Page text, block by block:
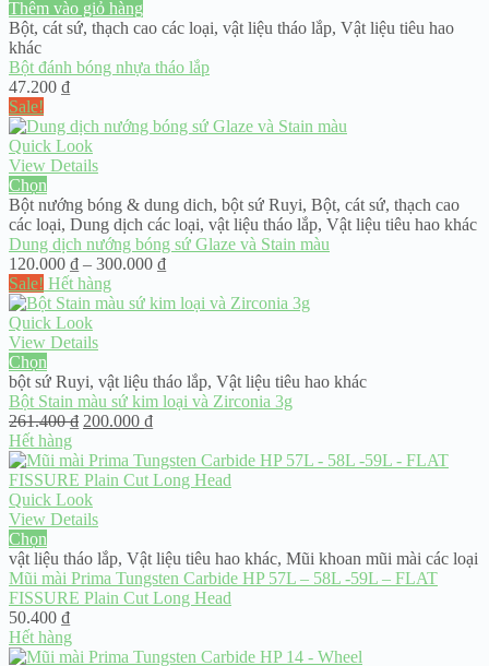
Thêm vào giỏ hàng
Bột, cát sứ, thạch cao các loại, vật liệu tháo lắp, Vật liệu tiêu hao
khác
Bột đánh bóng nhựa tháo lắp
47.200 ₫
Sale!
Quick Look
View Details
Chọn
Bột nướng bóng & dung dich, bột sứ Ruyi, Bột, cát sứ, thạch cao
các loại, Dung dịch các loại, vật liệu tháo lắp, Vật liệu tiêu hao khác
Dung dịch nướng bóng sứ Glaze và Stain màu
120.000 ₫ – 300.000 ₫Khoảng
từ
Sale! Hết hàng
Quick Look
View Details
Chọn
bột sứ Ruyi, vật liệu tháo lắp, Vật liệu tiêu hao khác
Bột Stain màu sứ kim loại và Zirconia 3g
261.400₫ Giá
là:
261.400 ₫.
200.000 ₫Giá
tại
là:
Hết hàng
Quick Look
View Details
Chọn
vật liệu tháo lắp, Vật liệu tiêu hao khác, Mũi khoan mũi mài các loại
Mũi mài Prima Tungsten Carbide HP 57L – 58L -59L – FLAT
FISSURE Plain Cut Long Head
50.400 ₫
Hết hàng